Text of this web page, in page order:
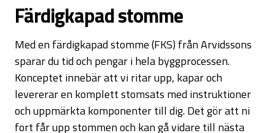
Färdigkapad stomme
Med en färdigkapad stomme (FKS) från Arvidssons
sparar du tid och pengar i hela byggprocessen.
Konceptet innebär att vi ritar upp, kapar och
levererar en komplett stomsats med instruktioner
och uppmärkta komponenter till dig. Det gör att ni
fort får upp stommen och kan gå vidare till nästa